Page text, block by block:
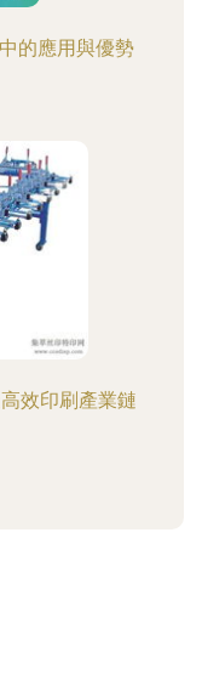
的應用與優勢
效印刷產業鏈